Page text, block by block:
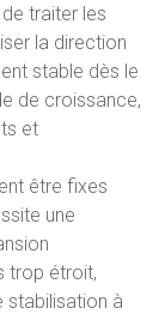
traiter les
la direction
stable dès le
de croissance,
et
être fixes
une
trop étroit,
stabilisation à